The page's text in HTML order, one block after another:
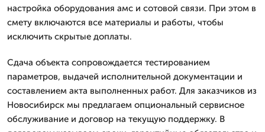
настройка оборудования амс и сотовой связи. При этом в
смету включаются все материалы и работы, чтобы
исключить скрытые доплаты.
Сдача объекта сопровождается тестированием
параметров, выдачей исполнительной документации и
составлением акта выполненных работ. Для заказчиков из
Новосибирск мы предлагаем опциональный сервисное
обслуживание и договор на текущую поддержку. В